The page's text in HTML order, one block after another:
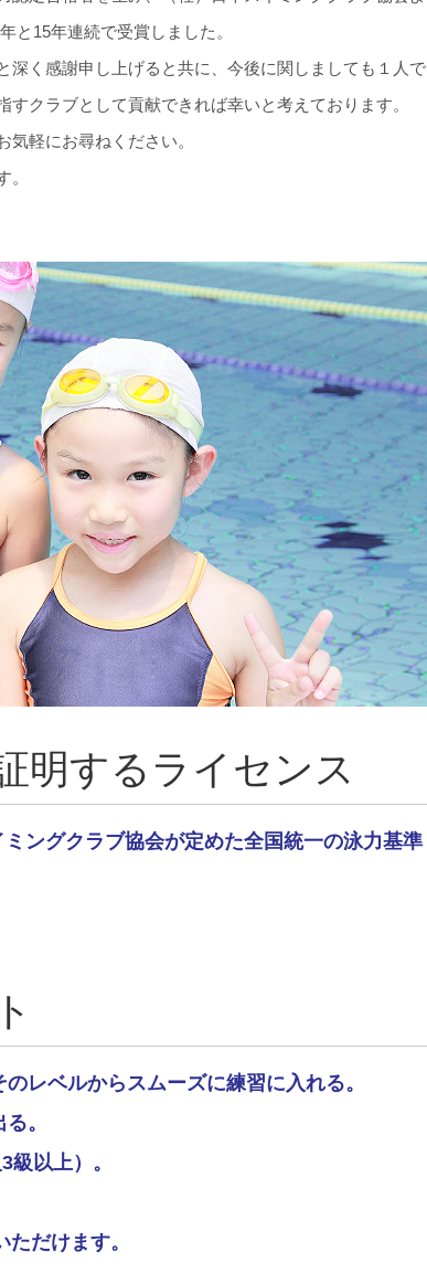
と15年連続で受賞しました。
深く感謝申し上げると共に、今後に関しましても１人で
クラブとして貢献できれば幸いと考えております。
軽にお尋ねください。
。
明するライセンス
ングクラブ協会が定めた全国統一の泳力基準
レベルからスムーズに練習に入れる。
。
以上）。
だけます。